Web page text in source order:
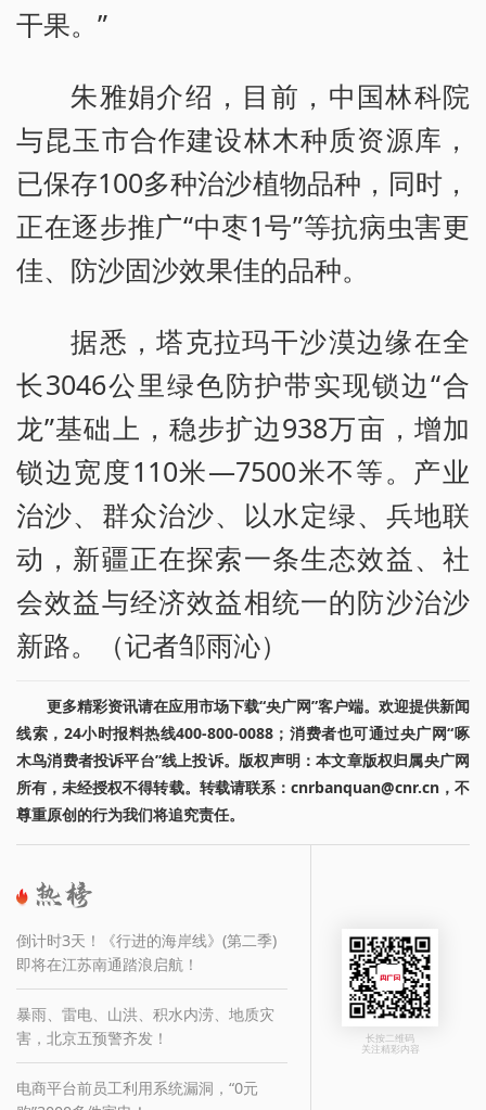
干果。”
朱雅娟介绍，目前，中国林科院
与昆玉市合作建设林木种质资源库，
已保存100多种治沙植物品种，同时，
正在逐步推广“中枣1号”等抗病虫害更
佳、防沙固沙效果佳的品种。
据悉，塔克拉玛干沙漠边缘在全
长3046公里绿色防护带实现锁边“合
龙”基础上，稳步扩边938万亩，增加
锁边宽度110米—7500米不等。产业
治沙、群众治沙、以水定绿、兵地联
动，新疆正在探索一条生态效益、社
会效益与经济效益相统一的防沙治沙
新路。（记者邹雨沁）
更多精彩资讯请在应用市场下载“央广网”客户端。欢迎提供新闻
线索，24小时报料热线400-800-0088；消费者也可通过央广网“啄
木鸟消费者投诉平台”线上投诉。版权声明：本文章版权归属央广网
所有，未经授权不得转载。转载请联系：cnrbanquan@cnr.cn，不
尊重原创的行为我们将追究责任。
倒计时3天！《行进的海岸线》(第二季)
即将在江苏南通踏浪启航！
暴雨、雷电、山洪、积水内涝、地质灾
害，北京五预警齐发！
电商平台前员工利用系统漏洞，“0元
长按二维码
关注精彩内容